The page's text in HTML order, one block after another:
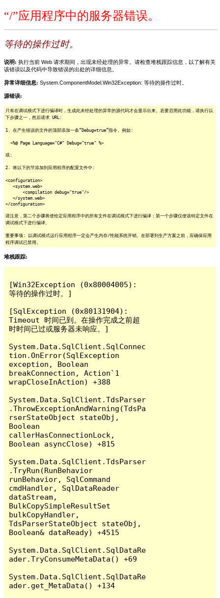
“/”应用程序中的服务器错误。
等待的操作过时。
说明: 执行当前 Web 请求期间，出现未经处理的异常。请检查堆栈跟踪信息，以了解有关
该错误以及代码中导致错误的出处的详细信息。
异常详细信息: System.ComponentModel.Win32Exception: 等待的操作过时。
源错误:
只有在调试模式下进行编译时，生成此未经处理的异常的源代码才会显示出来。若要启用此功能，请执行以
下步骤之一，然后请求 URL:
1. 在产生错误的文件的顶部添加一条“Debug=true”指令。例如:
<%@ Page Language="C#" Debug="true" %>
或:
2. 将以下的节添加到应用程序的配置文件中:
<configuration>
<system.web>
<compilation debug="true"/>
</system.web>
</configuration>
请注意，第二个步骤将使给定应用程序中的所有文件在调试模式下进行编译；第一个步骤仅使该特定文件在
调试模式下进行编译。
重要事项: 以调试模式运行应用程序一定会产生内存/性能系统开销。在部署到生产方案之前，应确保应用
程序调试已禁用。
堆栈跟踪:
[Win32Exception (0x80004005):
等待的操作过时。]
[SqlException (0x80131904):
Timeout 时间已到。在操作完成之前超
时时间已过或服务器未响应。]
System.Data.SqlClient.SqlConnec
tion.OnError(SqlException
exception, Boolean
breakConnection, Action`1
wrapCloseInAction) +388
System.Data.SqlClient.TdsParser
.ThrowExceptionAndWarning(TdsPa
rserStateObject stateObj,
Boolean
callerHasConnectionLock,
Boolean asyncClose) +815
System.Data.SqlClient.TdsParser
.TryRun(RunBehavior
runBehavior, SqlCommand
cmdHandler, SqlDataReader
dataStream,
BulkCopySimpleResultSet
bulkCopyHandler,
TdsParserStateObject stateObj,
Boolean& dataReady) +4515
System.Data.SqlClient.SqlDataRe
ader.TryConsumeMetaData() +69
System.Data.SqlClient.SqlDataRe
ader.get_MetaData() +134